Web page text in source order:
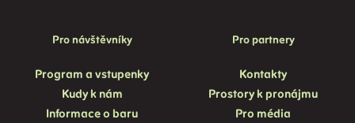
Pro návštěvníky
Program a vstupenky
Kudy k nám
Informace o baru
Pro partnery
Kontakty
Prostory k pronájmu
Pro média